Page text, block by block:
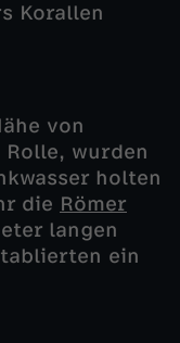
Korallen
von
wurden
holten
die Römer
langen
ein